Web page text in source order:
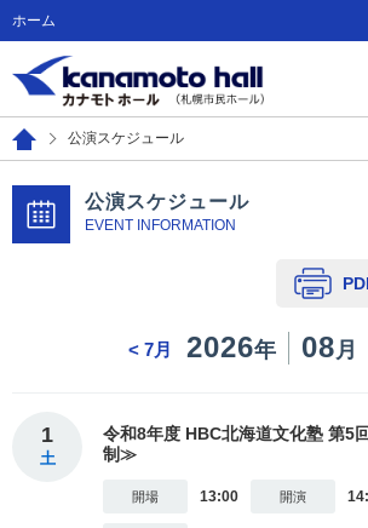
ホーム
公演スケジュール
公演スケジュール
EVENT INFORMATION
< 7月 2026年 08月
1
土
令和8年度 HBC北海道文化塾 第5
制≫
13:00